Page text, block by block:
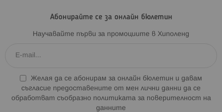
Абонирайте се за онлайн бюлетин
Научавайте първи за промоциите в Хиполенд
Желая да се абонирам за онлайн бюлетин и давам
съгласие предоставените от мен лични данни да се
обработват съобразно политиката за поверителност на
данните